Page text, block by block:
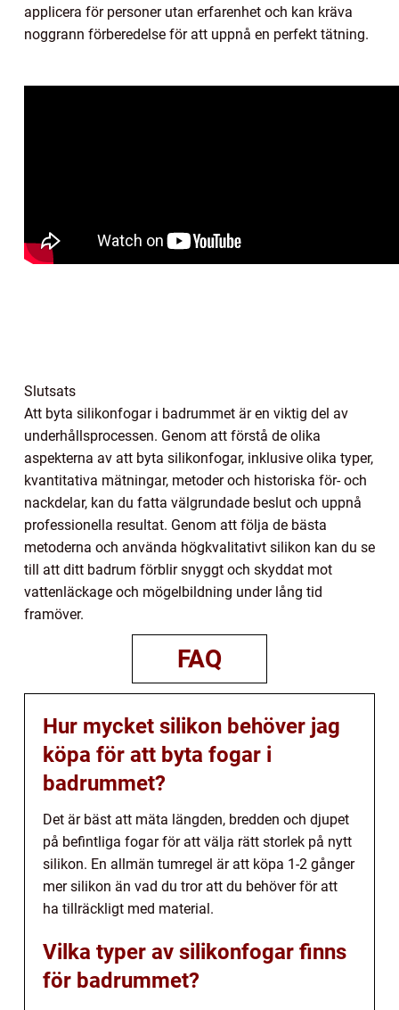
applicera för personer utan erfarenhet och kan kräva
noggrann förberedelse för att uppnå en perfekt tätning.
Slutsats
Att byta silikonfogar i badrummet är en viktig del av
underhållsprocessen. Genom att förstå de olika
aspekterna av att byta silikonfogar, inklusive olika typer,
kvantitativa mätningar, metoder och historiska för- och
nackdelar, kan du fatta välgrundade beslut och uppnå
professionella resultat. Genom att följa de bästa
metoderna och använda högkvalitativt silikon kan du se
till att ditt badrum förblir snyggt och skyddat mot
vattenläckage och mögelbildning under lång tid
framöver.
FAQ
Hur mycket silikon behöver jag
köpa för att byta fogar i
badrummet?
Det är bäst att mäta längden, bredden och djupet
på befintliga fogar för att välja rätt storlek på nytt
silikon. En allmän tumregel är att köpa 1-2 gånger
mer silikon än vad du tror att du behöver för att
ha tillräckligt med material.
Vilka typer av silikonfogar finns
för badrummet?